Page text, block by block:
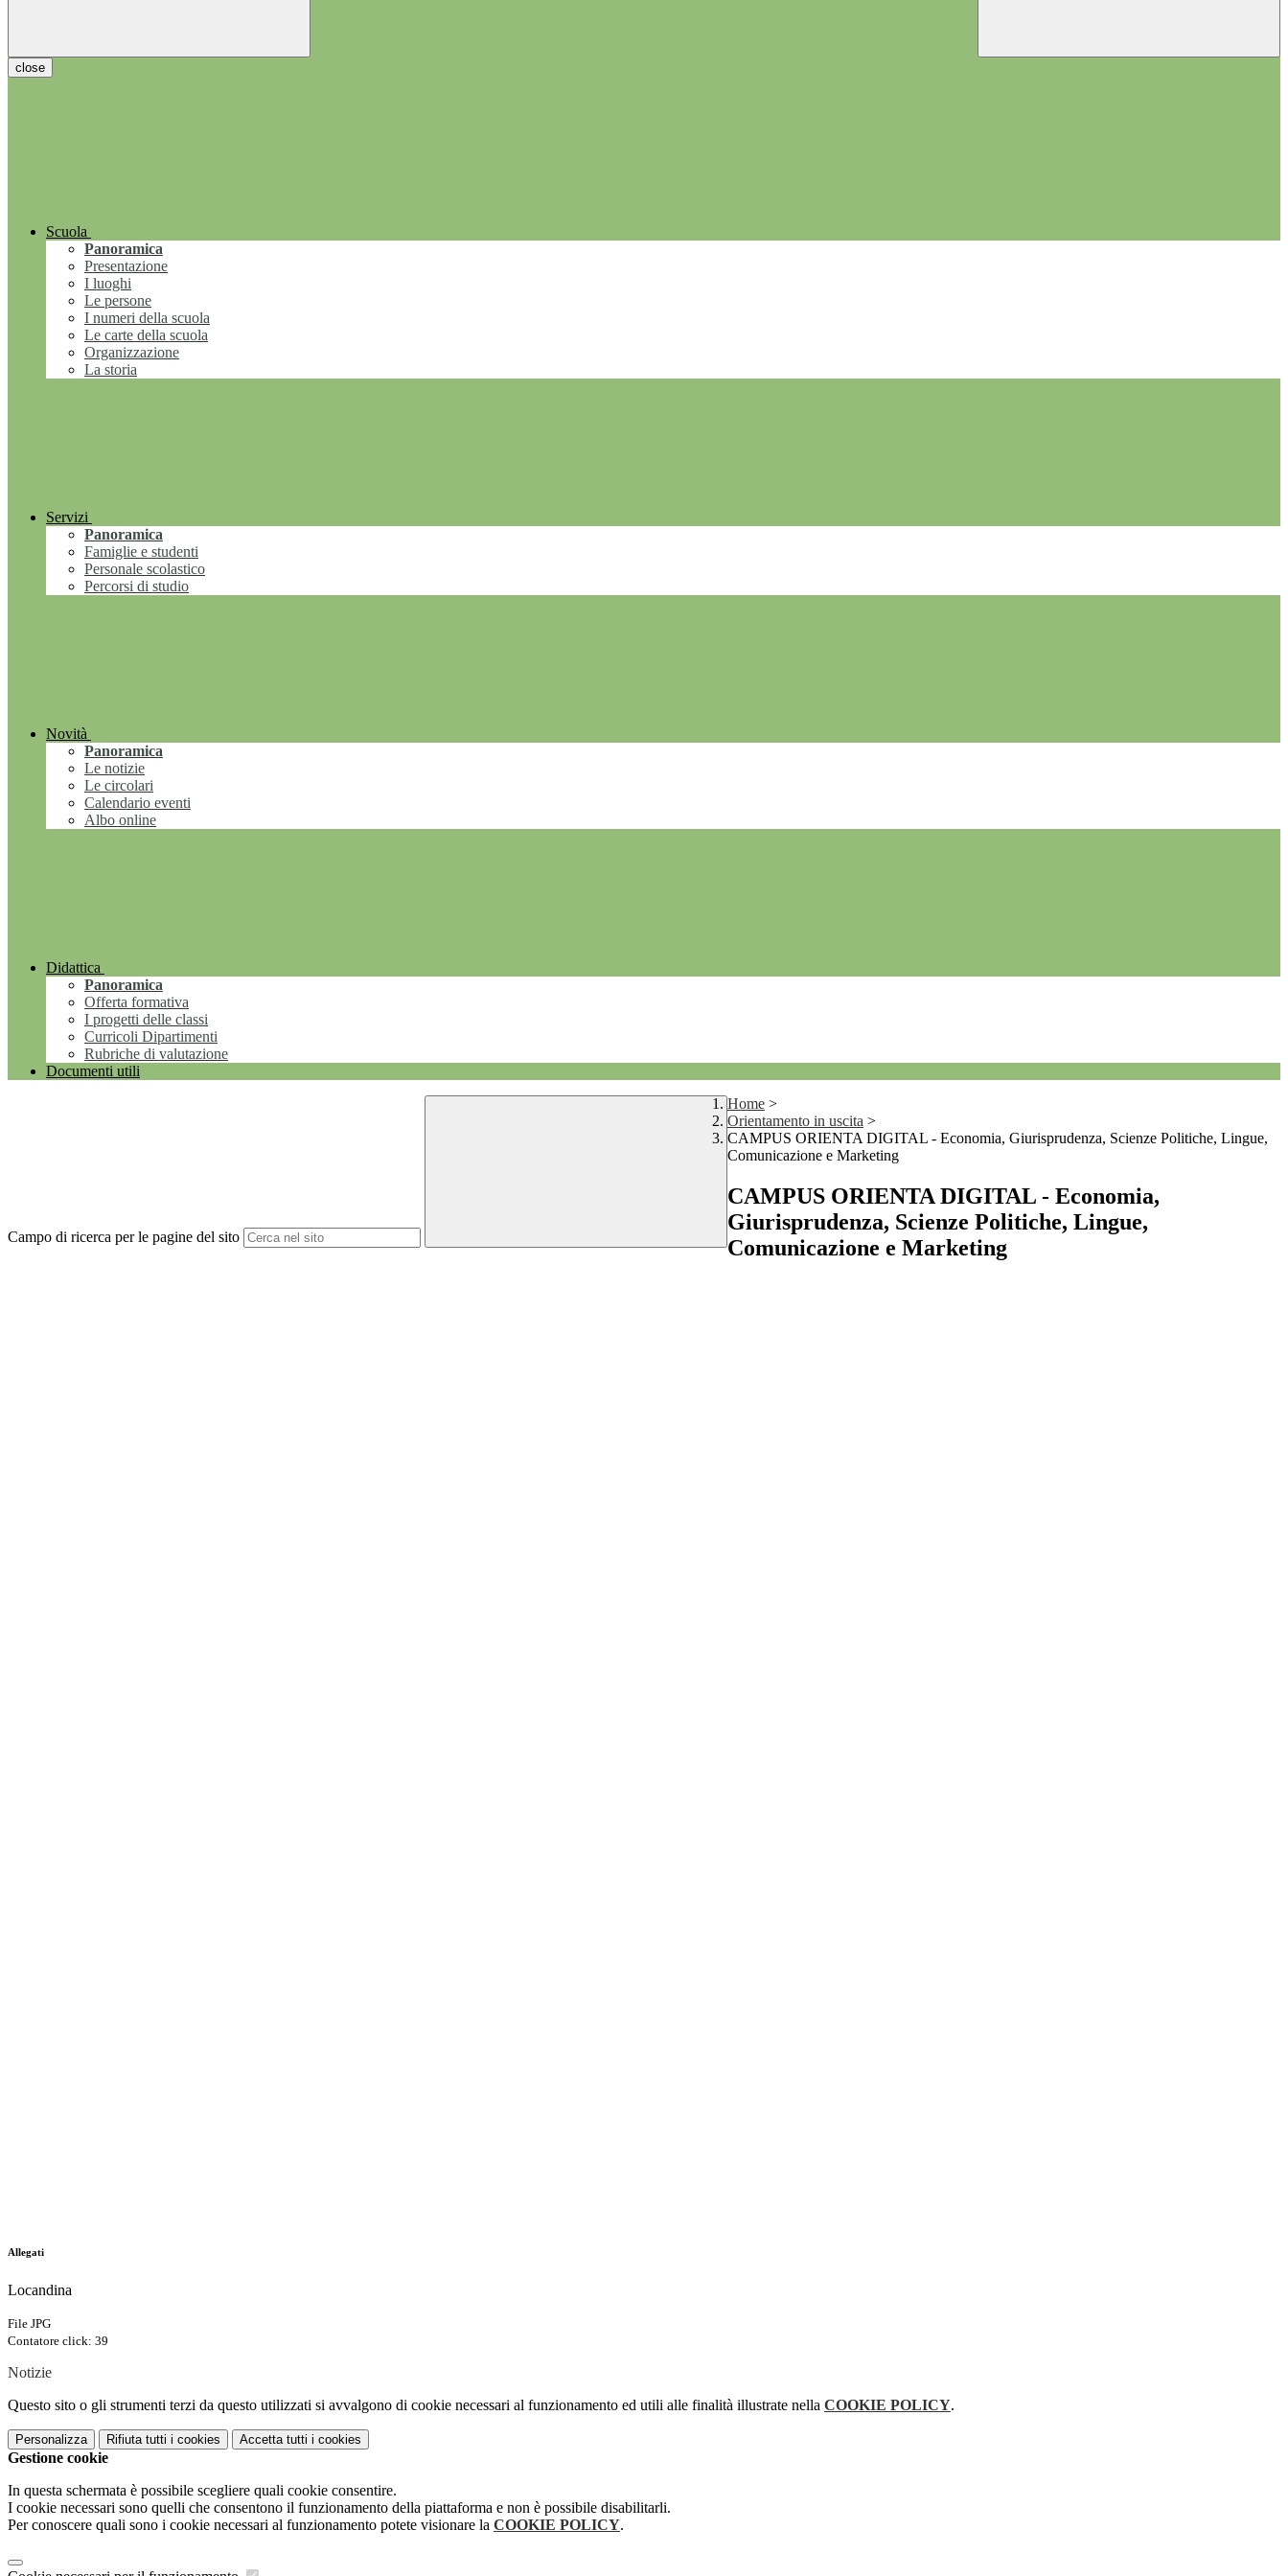
close
Scuola
Panoramica
Presentazione
I luoghi
Le persone
I numeri della scuola
Le carte della scuola
Organizzazione
La storia
Servizi
Panoramica
Famiglie e studenti
Personale scolastico
Percorsi di studio
Novità
Panoramica
Le notizie
Le circolari
Calendario eventi
Albo online
Didattica
Panoramica
Offerta formativa
I progetti delle classi
Curricoli Dipartimenti
Rubriche di valutazione
Documenti utili
Campo di ricerca per le pagine del sito
Home >
Orientamento in uscita >
CAMPUS ORIENTA DIGITAL - Economia, Giurisprudenza, Scienze Politiche, Lingue,
Comunicazione e Marketing
CAMPUS ORIENTA DIGITAL - Economia,
Giurisprudenza, Scienze Politiche, Lingue,
Comunicazione e Marketing
Allegati
Locandina
File JPG
Contatore click: 39
Notizie
Questo sito o gli strumenti terzi da questo utilizzati si avvalgono di cookie necessari al funzionamento ed utili alle finalità illustrate nella COOKIE POLICY.
Personalizza Rifiuta tutti i cookies Accetta tutti i cookies
Gestione cookie
In questa schermata è possibile scegliere quali cookie consentire.
I cookie necessari sono quelli che consentono il funzionamento della piattaforma e non è possibile disabilitarli.
Per conoscere quali sono i cookie necessari al funzionamento potete visionare la COOKIE POLICY.